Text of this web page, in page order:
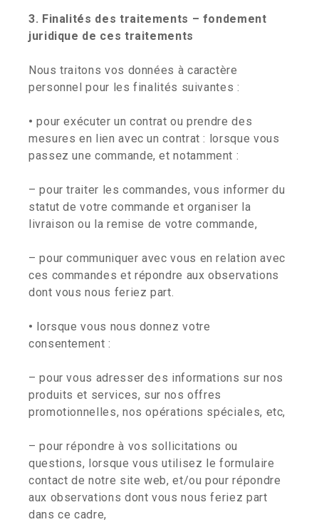
3. Finalités des traitements – fondement
juridique de ces traitements
Nous traitons vos données à caractère
personnel pour les finalités suivantes :
• pour exécuter un contrat ou prendre des
mesures en lien avec un contrat : lorsque vous
passez une commande, et notamment :
– pour traiter les commandes, vous informer du
statut de votre commande et organiser la
livraison ou la remise de votre commande,
– pour communiquer avec vous en relation avec
ces commandes et répondre aux observations
dont vous nous feriez part.
• lorsque vous nous donnez votre
consentement :
– pour vous adresser des informations sur nos
produits et services, sur nos offres
promotionnelles, nos opérations spéciales, etc,
– pour répondre à vos sollicitations ou
questions, lorsque vous utilisez le formulaire
contact de notre site web, et/ou pour répondre
aux observations dont vous nous feriez part
dans ce cadre,